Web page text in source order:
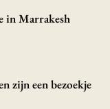
in Marrakesh
zijn een bezoekje